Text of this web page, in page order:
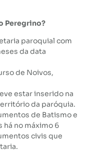
Peregrino?
paroquial com
da data
de Noivos,
estar inserido na
da paróquia.
de Batismo e
há no máximo 6
civis que